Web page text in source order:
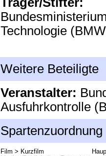
Technologie
Weitere Beteiligte
Veranstalter:
Ausfuhrkontrolle
Spartenzuordnung
Film > Kurzfilm